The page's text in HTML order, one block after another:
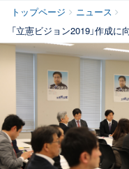
トップページ
ニュース
「立憲ビジョン2019」作成